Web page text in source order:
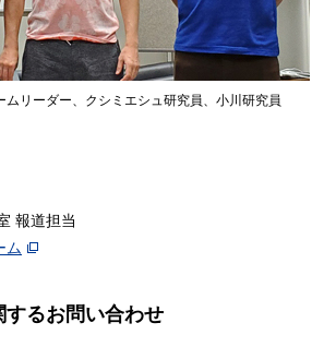
ムリーダー、クシミエシュ研究員、小川研究員
報道担当
ム
するお問い合わせ